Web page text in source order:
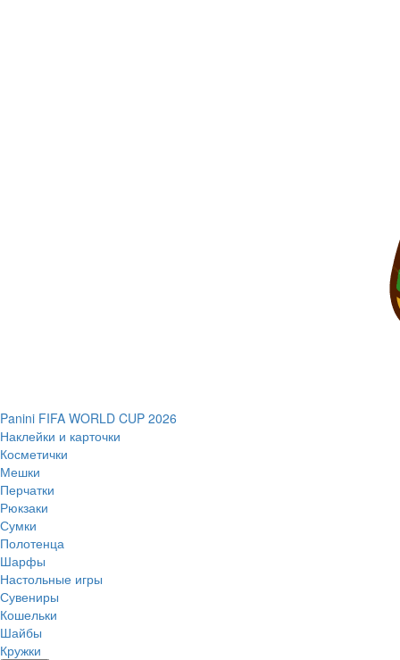
Panini FIFA WORLD CUP 2026
Наклейки и карточки
Косметички
Мешки
Перчатки
Рюкзаки
Сумки
Полотенца
Шарфы
Настольные игры
Сувениры
Кошельки
Шайбы
Кружки